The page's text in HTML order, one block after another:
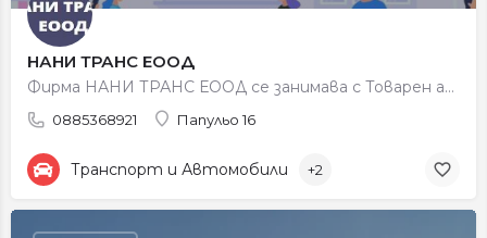
НАНИ ТРАНС ЕООД
Фирма НАНИ ТРАНС ЕООД се занимава с Товарен автомобилен транспорт, таксиметров превоз на пътници в страната и…
0885368921 Папульо 16
Транспорт и Автомобили +2